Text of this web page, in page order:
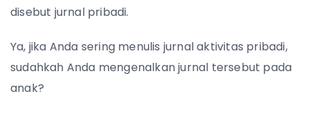
disebut jurnal pribadi.
Ya, jika Anda sering menulis jurnal aktivitas pribadi,
sudahkah Anda mengenalkan jurnal tersebut pada
anak?